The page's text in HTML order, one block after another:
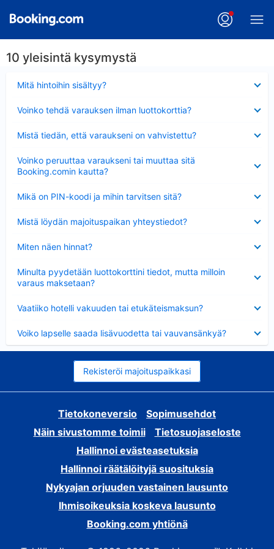
10 yleisintä kysymystä
Mitä hintoihin sisältyy?
Voinko tehdä varauksen ilman luottokorttia?
Mistä tiedän, että varaukseni on vahvistettu?
Voinko peruuttaa varaukseni tai muuttaa sitä
Booking.comin kautta?
Mikä on PIN-koodi ja mihin tarvitsen sitä?
Mistä löydän majoituspaikan yhteystiedot?
Miten näen hinnat?
Minulta pyydetään luottokorttini tiedot, mutta milloin
varaus maksetaan?
Vaatiiko hotelli vakuuden tai etukäteismaksun?
Voiko lapselle saada lisävuodetta tai vauvansänkyä?
Rekisteröi majoituspaikkasi
Tietokoneversio
Sopimusehdot
Näin sivustomme toimii
Tietosuojaseloste
Hallinnoi evästeasetuksia
Hallinnoi räätälöityjä suosituksia
Nykyajan orjuuden vastainen lausunto
Ihmisoikeuksia koskeva lausunto
Booking.com yhtiönä